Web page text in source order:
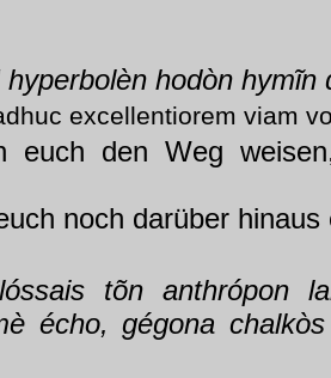
hodòn hymĩn
excellentiorem viam
euch den Weg
noch darüber
tõn anthrópon
écho, gégona